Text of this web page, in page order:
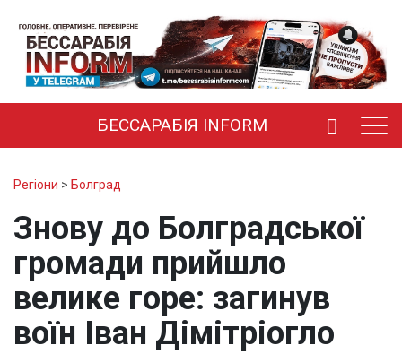
БЕССАРАБІЯ INFORM
Регіони > Болград
Знову до Болградської
громади прийшло
велике горе: загинув
воїн Іван Дімітріогло